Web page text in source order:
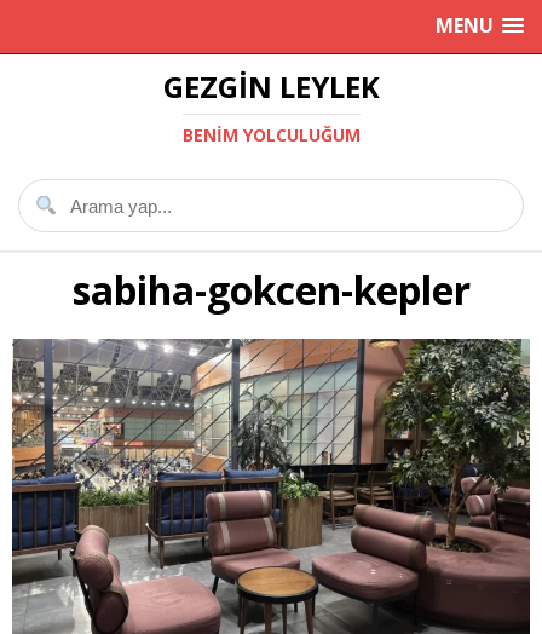
MENU
GEZGIN LEYLEK
BENIM YOLCULUĞUM
sabiha-gokcen-kepler